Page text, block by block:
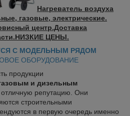
Нагреватель воздуха
газовые, электрические.
центр.Доставка
ЦЕНЫ.
С МОДЕЛЬНЫМ РЯДОМ
ОБОРУДОВАНИЕ
продукции
и дизельным
репутацию. Они
строительными
в первую очередь именно